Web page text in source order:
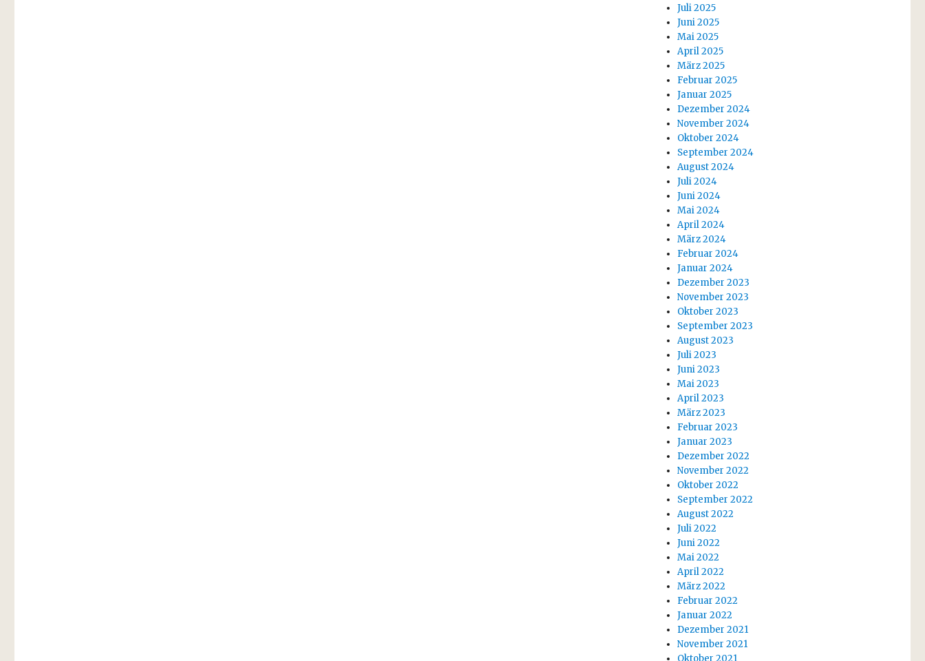
Juli 2025
Juni 2025
Mai 2025
April 2025
März 2025
Februar 2025
Januar 2025
Dezember 2024
November 2024
Oktober 2024
September 2024
August 2024
Juli 2024
Juni 2024
Mai 2024
April 2024
März 2024
Februar 2024
Januar 2024
Dezember 2023
November 2023
Oktober 2023
September 2023
August 2023
Juli 2023
Juni 2023
Mai 2023
April 2023
März 2023
Februar 2023
Januar 2023
Dezember 2022
November 2022
Oktober 2022
September 2022
August 2022
Juli 2022
Juni 2022
Mai 2022
April 2022
März 2022
Februar 2022
Januar 2022
Dezember 2021
November 2021
Oktober 2021